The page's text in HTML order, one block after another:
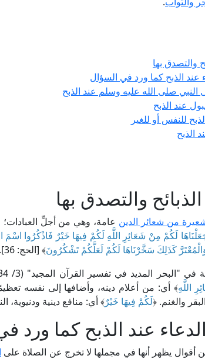
والتصدق بها
عند الذبح كما ورد في السؤال
صلى الله عليه وسلم عند الذبح
عند الذبح
للنفس أو للغير
الذبح
والتصدق بها
من شعائر الدين عامة، وهي من أجلِّ العبادات؛
لَكُمْ مِنْ شَعَائِرِ اللَّهِ لَكُمْ فِيهَا خَيْرٌ فَاذْكُرُوا اسْمَ
وَالْمُعْتَرَّ كَذَلِكَ سَخَّرْنَاهَا لَكُمْ لَعَلَّكُمْ تَشْكُرُونَ﴾ [الحج: 36].
المديد في تفسير القرآن المجيد" (3/ 534، ط. د/ حسن عباس زكي): [﴿
اللَّهِ﴾ أي: من أعلام دينه، وأضافها إلى نفسه
والغنم. ﴿لَكُمْ فِيهَا خَيْرٌ﴾ أي: منافع دينية ودنيوية،
عند الذبح كما ورد
أقوال يظهر أنها في مجملها لا تخرج عن الصلاة على